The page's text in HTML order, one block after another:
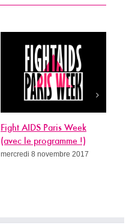
Fight AIDS Paris Week
(avec le programme !)
mercredi 8 novembre 2017